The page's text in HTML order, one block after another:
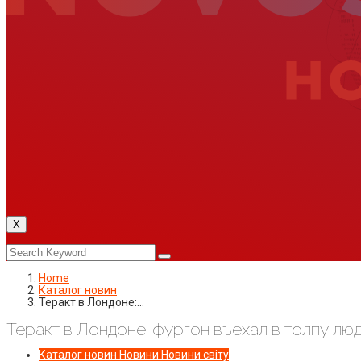
X
Home
Каталог новин
Теракт в Лондоне:…
Теракт в Лондоне: фургон въехал в толпу
Каталог новин Новини Новини світу